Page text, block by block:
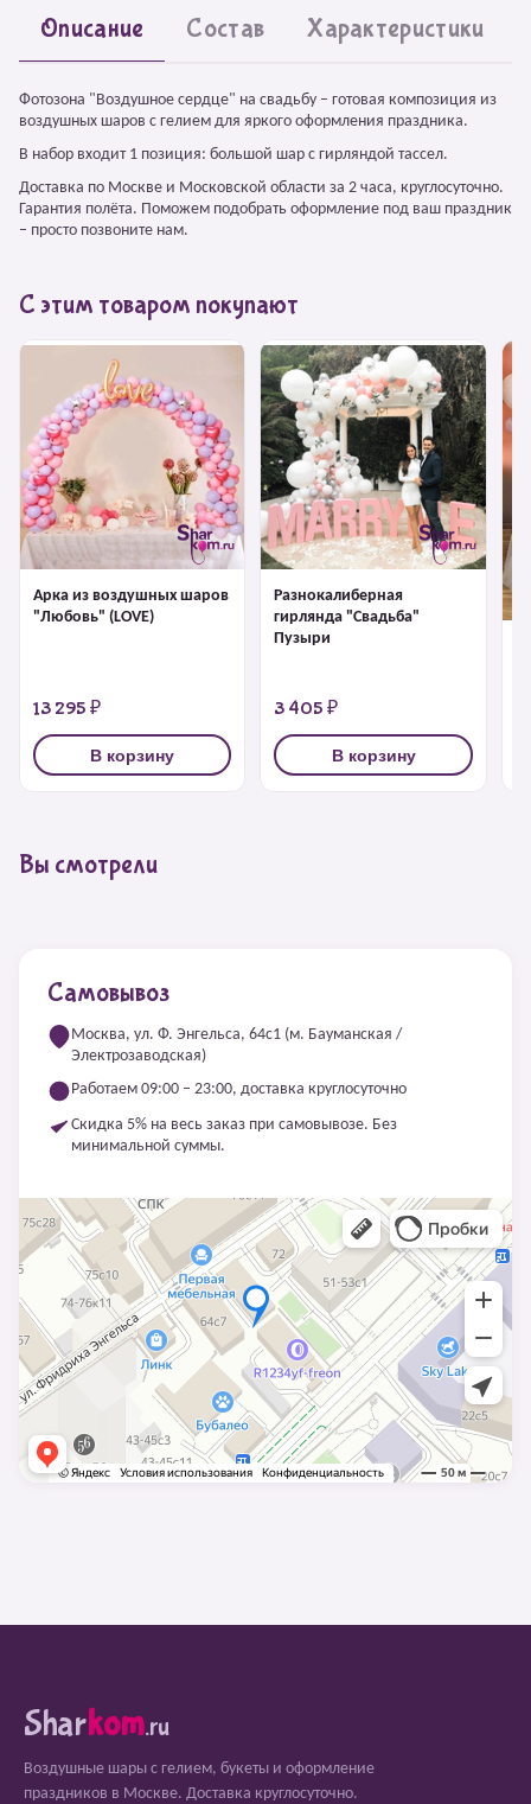
Описание Состав Характеристики
Фотозона "Воздушное сердце" на свадьбу – готовая композиция из
воздушных шаров с гелием для яркого оформления праздника.
В набор входит 1 позиция: большой шар с гирляндой тассел.
Доставка по Москве и Московской области за 2 часа, круглосуточно.
Гарантия полёта. Поможем подобрать оформление под ваш праздник
– просто позвоните нам.
С этим товаром покупают
Арка из воздушных шаров
"Любовь" (LOVE)
13 295 ₽
В корзину
Разнокалиберная
гирлянда "Свадьба"
Пузыри
3 405 ₽
В корзину
Вы смотрели
Самовывоз
Москва, ул. Ф. Энгельса, 64с1 (м. Бауманская /
Электрозаводская)
Работаем 09:00 – 23:00, доставка круглосуточно
Скидка 5% на весь заказ при самовывозе. Без
минимальной суммы.
Sharkom.ru
Воздушные шары с гелием, букеты и оформление
праздников в Москве. Доставка круглосуточно.